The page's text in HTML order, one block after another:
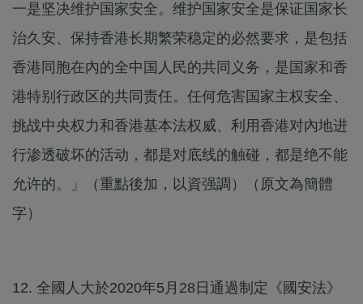
一是坚决维护国家安全。维护国家安全是保证国家长
治久安、保持香港长期繁荣稳定的必然要求，是包括
香港同胞在內的全中国人民的共同义务，是国家和香
港特别行政区的共同责任。任何危害国家主权安全、
挑战中央权力和香港基本法权威、利用香港对內地进
行渗透破坏的活动，都是对底线的触碰，都是绝不能
允许的。」（重點後加，以資强調）（原文為簡體
字）
12. 全國人大於2020年5月28日通過制定《國安法》